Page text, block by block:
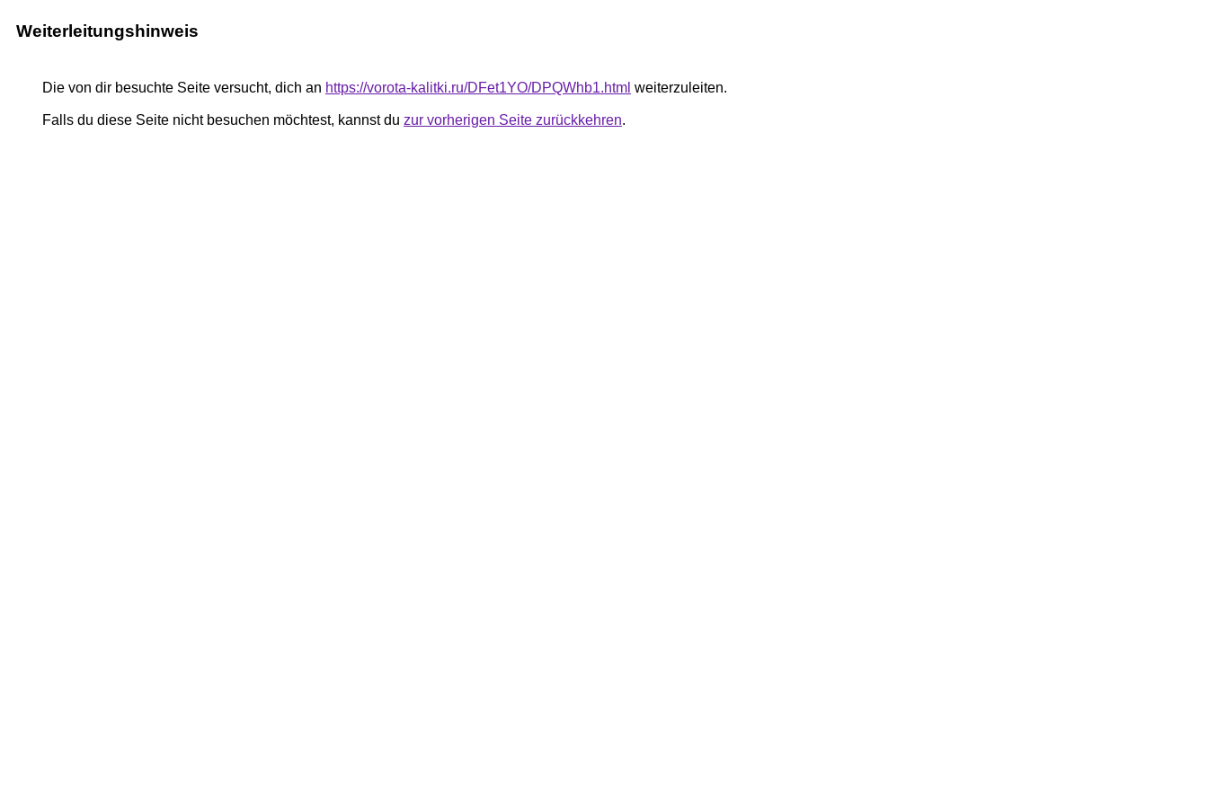
Weiterleitungshinweis
Die von dir besuchte Seite versucht, dich an https://vorota-kalitki.ru/DFet1YO/DPQWhb1.html weiterzuleiten.
Falls du diese Seite nicht besuchen möchtest, kannst du zur vorherigen Seite zurückkehren.